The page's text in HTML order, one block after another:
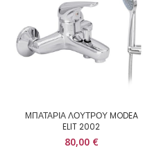
ΜΠΑΤΑΡΙΑ ΛΟΥΤΡΟΥ MODEA
ELIT 2002
80,00 €